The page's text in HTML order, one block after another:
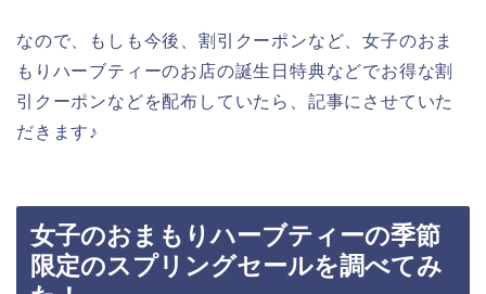
なので、もしも今後、割引クーポンなど、女子のおま
もりハーブティーのお店の誕生日特典などでお得な割
引クーポンなどを配布していたら、記事にさせていた
だきます♪
女子のおまもりハーブティーの季節
限定のスプリングセールを調べてみ